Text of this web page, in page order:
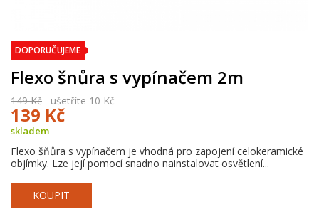
DOPORUČUJEME
Flexo šnůra s vypínačem 2m
149 Kč ušetříte 10 Kč
139 Kč
skladem
Flexo šňůra s vypínačem je vhodná pro zapojení celokeramické
objímky. Lze její pomocí snadno nainstalovat osvětlení...
KOUPIT